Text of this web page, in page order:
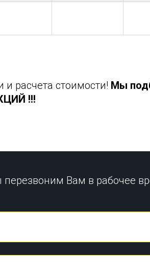
расчета стоимости! Мы
!!!
Вам в рабочее